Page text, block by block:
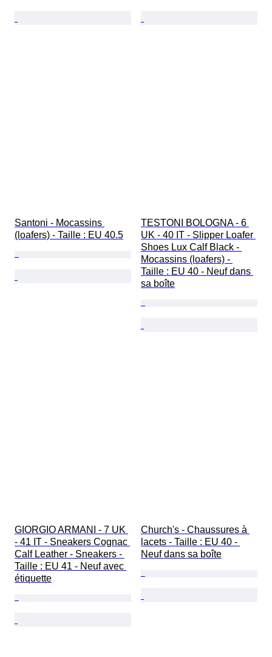
Santoni - Mocassins
(loafers) - Taille : EU 40.5
TESTONI BOLOGNA - 6
UK - 40 IT - Slipper Loafer
Shoes Lux Calf Black -
Mocassins (loafers) -
Taille : EU 40 - Neuf dans
sa boîte
GIORGIO ARMANI - 7 UK
- 41 IT - Sneakers Cognac
Calf Leather - Sneakers -
Taille : EU 41 - Neuf avec
étiquette
Church's - Chaussures à
lacets - Taille : EU 40 -
Neuf dans sa boîte